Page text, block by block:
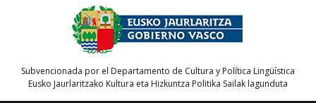
Subvencionada por el Departamento de Cultura y Política Lingüística
Eusko Jaurlaritzako Kultura eta Hizkuntza Politika Sailak lagunduta